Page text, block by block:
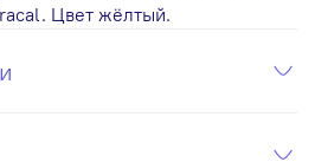
Цвет жёлтый.